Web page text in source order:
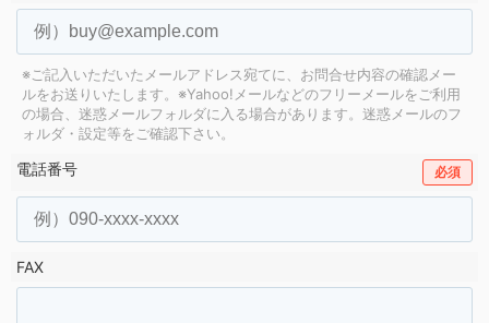
※ご記入いただいたメールアドレス宛てに、お問合せ内容の確認メー
ルをお送りいたします。 ※Yahoo!メールなどのフリーメールをご利用
の場合、迷惑メールフォルダに入る場合があります。 迷惑メールのフ
ォルダ・設定等をご確認下さい。
電話番号 必須
FAX